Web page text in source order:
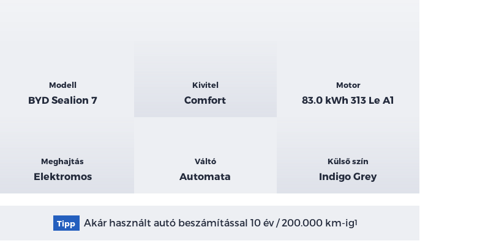
Kiemelt
adatok
Modell
BYD Sealion 7
Kivitel
Comfort
Motor
83.0 kWh 313 Le A1
Meghajtás
Elektromos
Váltó
Automata
Külső szín
Indigo Grey
Tipp Akár használt autó beszámítással 10 év / 200.000 km-ig1